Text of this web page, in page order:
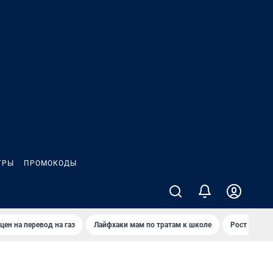
ПРОМОКОДЫ
на перевод на газ Лайфхаки мам по тратам к школе Рост цен на